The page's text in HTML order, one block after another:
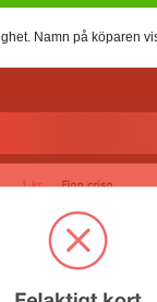
Namn på köparen